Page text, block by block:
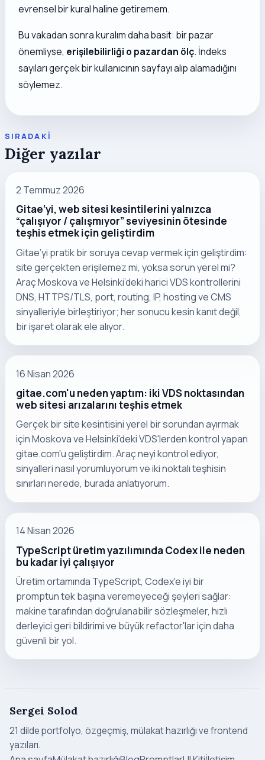
evrensel bir kural haline getiremem.
Bu vakadan sonra kuralım daha basit: bir pazar
önemliyse, erişilebilirliği o pazardan ölç. İndeks
sayıları gerçek bir kullanıcının sayfayı alıp alamadığını
söylemez.
SIRADAKI
Diğer yazılar
2 Temmuz 2026
Gitae’yi, web sitesi kesintilerini yalnızca
“çalışıyor / çalışmıyor” seviyesinin ötesinde
teşhis etmek için geliştirdim
Gitae’yi pratik bir soruya cevap vermek için geliştirdim:
site gerçekten erişilemez mi, yoksa sorun yerel mi?
Araç Moskova ve Helsinki’deki harici VDS kontrollerini
DNS, HTTPS/TLS, port, routing, IP, hosting ve CMS
sinyalleriyle birleştiriyor; her sonucu kesin kanıt değil,
bir işaret olarak ele alıyor.
16 Nisan 2026
gitae.com'u neden yaptım: iki VDS noktasından
web sitesi arızalarını teşhis etmek
Gerçek bir site kesintisini yerel bir sorundan ayırmak
için Moskova ve Helsinki'deki VDS'lerden kontrol yapan
gitae.com'u geliştirdim. Araç neyi kontrol ediyor,
sinyalleri nasıl yorumluyorum ve iki noktalı teşhisin
sınırları nerede, burada anlatıyorum.
14 Nisan 2026
TypeScript üretim yazılımında Codex ile neden
bu kadar iyi çalışıyor
Üretim ortamında TypeScript, Codex'e iyi bir
promptun tek başına veremeyeceği şeyleri sağlar:
makine tarafından doğrulanabilir sözleşmeler, hızlı
derleyici geri bildirimi ve büyük refactor'lar için daha
güvenli bir yol.
Sergei Solod
21 dilde portfolyo, özgeçmiş, mülakat hazırlığı ve frontend
yazıları.